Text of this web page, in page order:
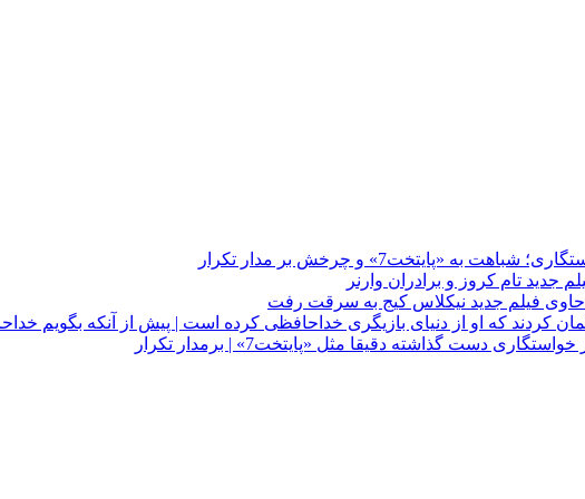
«پایتخت7» و چرخش بر مدار تکرار
کردند که او از دنیای بازیگری خداحافظی کرده است | پیش از آنکه بگویم
دست گذاشته دقیقا مثل «پایتخت7» | برمدار تکرار